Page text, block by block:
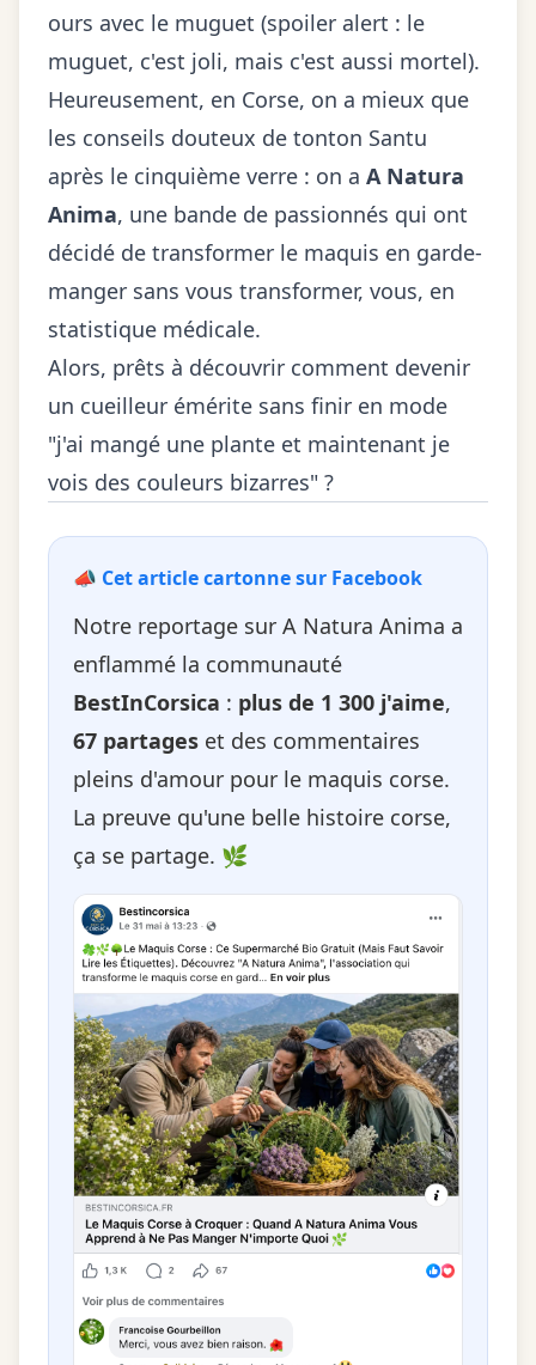
ours avec le muguet (spoiler alert : le
muguet, c'est joli, mais c'est aussi mortel).
Heureusement, en Corse, on a mieux que
les conseils douteux de tonton Santu
après le cinquième verre : on a A Natura
Anima, une bande de passionnés qui ont
décidé de transformer le maquis en garde-
manger sans vous transformer, vous, en
statistique médicale.
Alors, prêts à découvrir comment devenir
un cueilleur émérite sans finir en mode
"j'ai mangé une plante et maintenant je
vois des couleurs bizarres" ?
📣 Cet article cartonne sur Facebook
Notre reportage sur A Natura Anima a
enflammé la communauté
BestInCorsica : plus de 1 300 j'aime,
67 partages et des commentaires
pleins d'amour pour le maquis corse.
La preuve qu'une belle histoire corse,
ça se partage. 🌿